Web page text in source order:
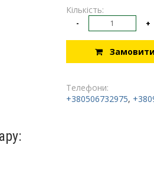
Кількість:
- +
Замовити
Телефони:
+380506732975,